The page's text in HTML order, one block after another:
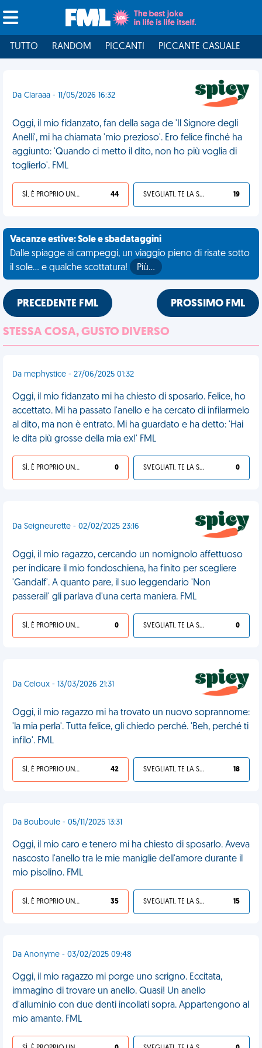
TUTTO RANDOM PICCANTI PICCANTE CASUALE
Da Claraaa - 11/05/2026 16:32
Oggi, il mio fidanzato, fan della saga de 'Il Signore degli
Anelli', mi ha chiamata 'mio prezioso'. Ero felice finché ha
aggiunto: 'Quando ci metto il dito, non ho più voglia di
toglierlo'. FML
SÌ, È PROPRIO UNA VDM! 44 SVEGLIATI, TE LA SEI CERCATA! 19
Vacanze estive: Sole e sbadataggini
Dalle spiagge ai campeggi, un viaggio pieno di risate sotto
il sole... e qualche scottatura!
Più…
PRECEDENTE FML PROSSIMO FML
STESSA COSA, GUSTO DIVERSO
Da mephystice - 27/06/2025 01:32
Oggi, il mio fidanzato mi ha chiesto di sposarlo. Felice, ho
accettato. Mi ha passato l'anello e ha cercato di infilarmelo
al dito, ma non è entrato. Mi ha guardato e ha detto: 'Hai
le dita più grosse della mia ex!' FML
SÌ, È PROPRIO UNA VDM! 0 SVEGLIATI, TE LA SEI CERCATA! 0
Da Seigneurette - 02/02/2025 23:16
Oggi, il mio ragazzo, cercando un nomignolo affettuoso
per indicare il mio fondoschiena, ha finito per scegliere
'Gandalf'. A quanto pare, il suo leggendario 'Non
passerai!' gli parlava d'una certa maniera. FML
SÌ, È PROPRIO UNA VDM! 0 SVEGLIATI, TE LA SEI CERCATA! 0
Da Celoux - 13/03/2026 21:31
Oggi, il mio ragazzo mi ha trovato un nuovo soprannome:
'la mia perla'. Tutta felice, gli chiedo perché. 'Beh, perché ti
infilo'. FML
SÌ, È PROPRIO UNA VDM! 42 SVEGLIATI, TE LA SEI CERCATA! 18
Da Bouboule - 05/11/2025 13:31
Oggi, il mio caro e tenero mi ha chiesto di sposarlo. Aveva
nascosto l'anello tra le mie maniglie dell'amore durante il
mio pisolino. FML
SÌ, È PROPRIO UNA VDM! 35 SVEGLIATI, TE LA SEI CERCATA! 15
Da Anonyme - 03/02/2025 09:48
Oggi, il mio ragazzo mi porge uno scrigno. Eccitata,
immagino di trovare un anello. Quasi! Un anello
d'alluminio con due denti incollati sopra. Appartengono al
mio amante. FML